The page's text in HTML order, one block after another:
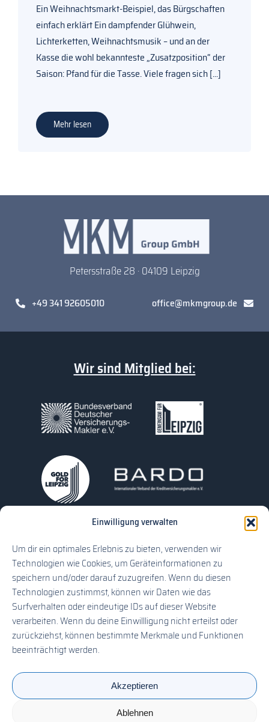
Einwilligung verwalten
Um dir ein optimales Erlebnis zu bieten, verwenden wir
Technologien wie Cookies, um Geräteinformationen zu
speichern und/oder darauf zuzugreifen. Wenn du diesen
Technologien zustimmst, können wir Daten wie das
Surfverhalten oder eindeutige IDs auf dieser Website
verarbeiten. Wenn du deine Einwillligung nicht erteilst oder
zurückziehst, können bestimmte Merkmale und Funktionen
beeinträchtigt werden.
Akzeptieren
Ablehnen
Ein Weihnachtsmarkt-Beispiel, das Bürgschaften
einfach erklärt Ein dampfender Glühwein,
Lichterketten, Weihnachtsmusik – und an der
Kasse die wohl bekannteste „Zusatzposition“ der
Saison: Pfand für die Tasse. Viele fragen sich[...]
Mehr lesen
Petersstraße 28 · 04109 Leipzig
+49 341 92605010 office@mkmgroup.de
Wir sind Mitglied bei:
Bewertungen auf Google Bewertung schreiben
Kontakt